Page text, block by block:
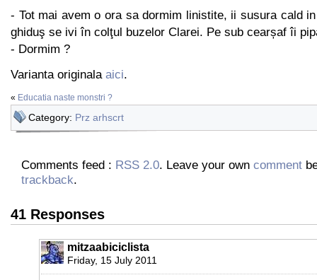
- Tot mai avem o ora sa dormim linistite, ii susura cald
ghiduş se ivi în colţul buzelor Clarei. Pe sub cearșaf îi
- Dormim ?
Varianta originala aici.
« Educatia naste monstri ?
Category: Prz arhscrt
Comments feed : RSS 2.0. Leave your own comment
trackback.
41 Responses
mitzaabiciclista
Friday, 15 July 2011